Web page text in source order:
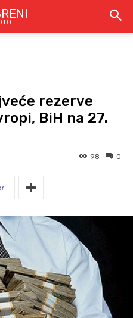
rezerve
BiH na 27.
0
98